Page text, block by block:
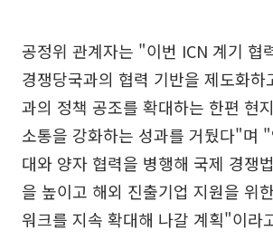
공정위 관계자는 "이번 ICN 계기 협
경쟁당국과의 협력 기반을 제도화하
과의 정책 공조를 확대하는 한편 현
소통을 강화하는 성과를 거뒀다"며
대와 양자 협력을 병행해 국제 경쟁
을 높이고 해외 진출기업 지원을 위
워크를 지속 확대해 나갈 계획"이라